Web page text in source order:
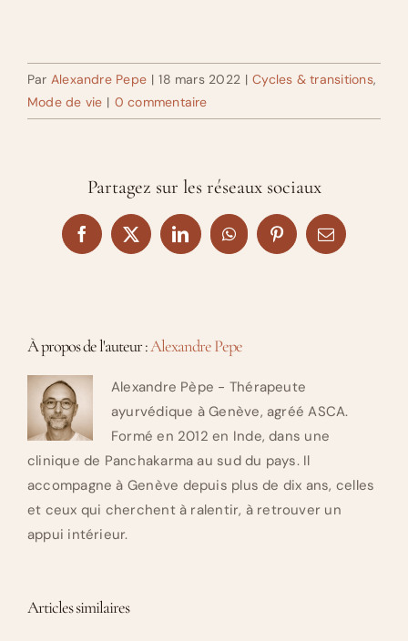
Par Alexandre Pepe | 18 mars 2022 | Cycles & transitions,
Mode de vie | 0 commentaire
Partagez sur les réseaux sociaux
Facebook
X LinkedInWhatsAppPinterestEmail
À propos de l'auteur :Alexandre Pepe
Alexandre Pèpe - Thérapeute
ayurvédique à Genève, agréé ASCA.
Formé en 2012 en Inde, dans une
clinique de Panchakarma au sud du pays. Il
accompagne à Genève depuis plus de dix ans, celles
et ceux qui cherchent à ralentir, à retrouver un
appui intérieur.
Articles similaires